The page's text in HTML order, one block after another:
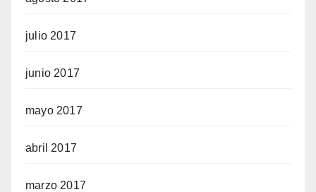
julio 2017
junio 2017
mayo 2017
abril 2017
marzo 2017